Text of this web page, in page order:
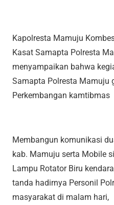
Kapolresta Mamuju
Kasat Samapta Polresta
menyampaikan bahwa
Samapta Polresta Mamuju
Perkembangan kamtibmas
Membangun komunikasi
kab. Mamuju serta Mobile
Lampu Rotator Biru
tanda hadirnya Personil
masyarakat di malam hari,